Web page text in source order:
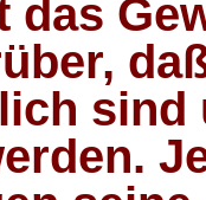
das
sind